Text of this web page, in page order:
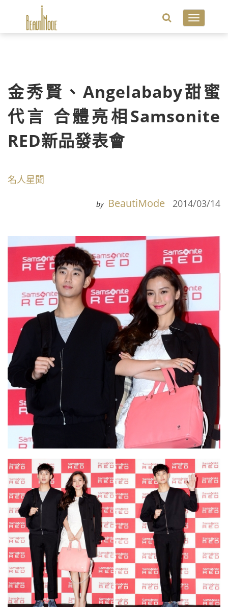
Toggle
金秀賢、Angelababy甜蜜
代言 合體亮相Samsonite
RED新品發表會
名人星聞
by BeautiMode 2014/03/14